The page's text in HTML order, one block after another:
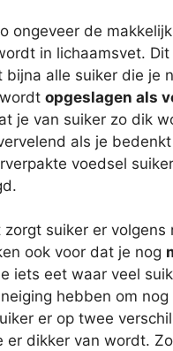
ongeveer de
in lichaamsvet.
bijna alle suiker die je
opgeslagen als
je van suiker zo dik
als je
voedsel
zorgt suiker er volgens
ook voor dat je nog
iets eet waar veel
hebben om
er op twee
er dikker van wordt.